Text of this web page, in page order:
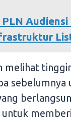
Audiensi
melihat
untuk